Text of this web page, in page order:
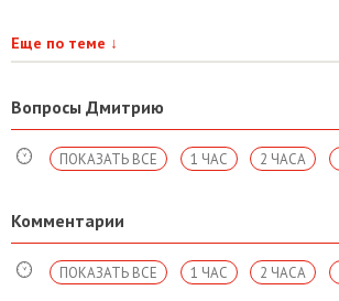
Еще по теме ↓
Вопросы Дмитрию
2 ЧАСА
1 ЧАС
ПОКАЗАТЬ ВСЕ
Комментарии
2 ЧАСА
1 ЧАС
ПОКАЗАТЬ ВСЕ